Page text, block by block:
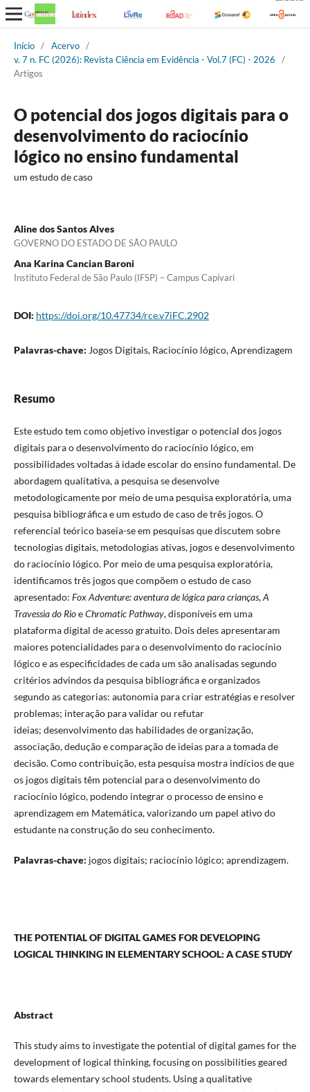
Início / Acervo /
v. 7 n. FC (2026): Revista Ciência em Evidência - Vol.7 (FC) - 2026
/
Artigos
O potencial dos jogos digitais para o
desenvolvimento do raciocínio
lógico no ensino fundamental
um estudo de caso
Aline dos Santos Alves
GOVERNO DO ESTADO DE SÃO PAULO
Ana Karina Cancian Baroni
Instituto Federal de São Paulo (IFSP) – Campus Capivari
DOI: https://doi.org/10.47734/rce.v7iFC.2902
Palavras-chave: Jogos Digitais, Raciocínio lógico, Aprendizagem
Resumo
Este estudo tem como objetivo investigar o potencial dos jogos
digitais para o desenvolvimento do raciocínio lógico, em
possibilidades voltadas à idade escolar do ensino fundamental. De
abordagem qualitativa, a pesquisa se desenvolve
metodologicamente por meio de uma pesquisa exploratória, uma
pesquisa bibliográfica e um estudo de caso de três jogos. O
referencial teórico baseia-se em pesquisas que discutem sobre
tecnologias digitais, metodologias ativas, jogos e desenvolvimento
do raciocínio lógico. Por meio de uma pesquisa exploratória,
identificamos três jogos que compõem o estudo de caso
apresentado: Fox Adventure: aventura de lógica para crianças,A
Travessia do RioeChromatic Pathway, disponíveis em uma
plataforma digital de acesso gratuito. Dois deles apresentaram
maiores potencialidades para o desenvolvimento do raciocínio
lógico e as especificidades de cada um são analisadas segundo
critérios advindos da pesquisa bibliográfica e organizados
segundo as categorias: autonomia para criar estratégias e resolver
problemas; interação para validar ou refutar
ideias; desenvolvimento das habilidades de organização,
associação, dedução e comparação de ideias para a tomada de
decisão. Como contribuição, esta pesquisa mostra indícios de que
os jogos digitais têm potencial para o desenvolvimento do
raciocínio lógico, podendo integrar o processo de ensino e
aprendizagem em Matemática, valorizando um papel ativo do
estudante na construção do seu conhecimento.
Palavras-chave: jogos digitais; raciocínio lógico; aprendizagem.
THE POTENTIAL OF DIGITAL GAMES FOR DEVELOPING
LOGICAL THINKING IN ELEMENTARY SCHOOL: A CASE STUDY
Abstract
This study aims to investigate the potential of digital games for the
development of logical thinking, focusing on possibilities geared
towards elementary school students. Using a qualitative